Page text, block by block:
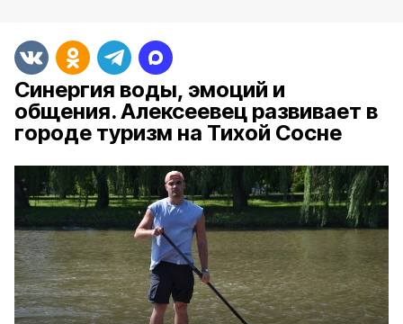
Синергия воды, эмоций и
общения. Алексеевец развивает в
городе туризм на Тихой Сосне